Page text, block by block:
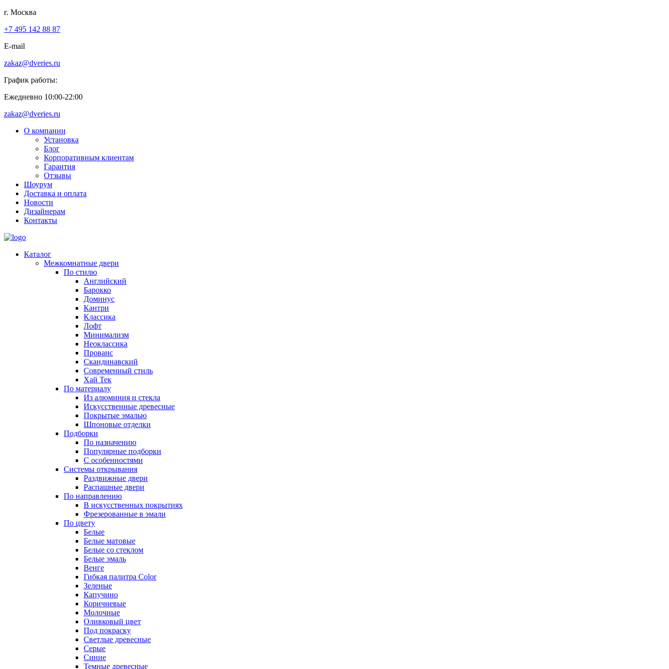
г. Москва
+7 495 142 88 87
E-mail
zakaz@dveries.ru
График работы:
Ежедневно 10:00-22:00
zakaz@dveries.ru
О компании
Установка
Блог
Корпоративным клиентам
Гарантия
Отзывы
Шоурум
Доставка и оплата
Новости
Дизайнерам
Контакты
Каталог
Межкомнатные двери
По стилю
Английский
Барокко
Доминус
Кантри
Классика
Лофт
Минимализм
Неоклассика
Прованс
Скандинавский
Современный стиль
Хай Тек
По материалу
Из алюминия и стекла
Искусственные древесные
Покрытые эмалью
Шпоновые отделки
Подборки
По назначению
Популярные подборки
С особенностями
Системы открывания
Раздвижные двери
Распашные двери
По направлению
В искусственных покрытиях
Фрезерованные в эмали
По цвету
Белые
Белые матовые
Белые со стеклом
Белые эмаль
Венге
Гибкая палитра Color
Зеленые
Капучино
Коричневые
Молочные
Оливковый цвет
Под покраску
Светлые древесные
Серые
Синие
Темные древесные